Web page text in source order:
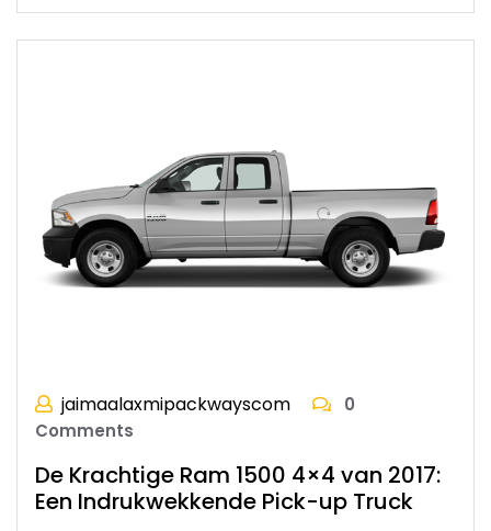
jaimaalaxmipackwayscom
0
Comments
De Krachtige Ram 1500 4×4 van 2017:
Een Indrukwekkende Pick-up Truck